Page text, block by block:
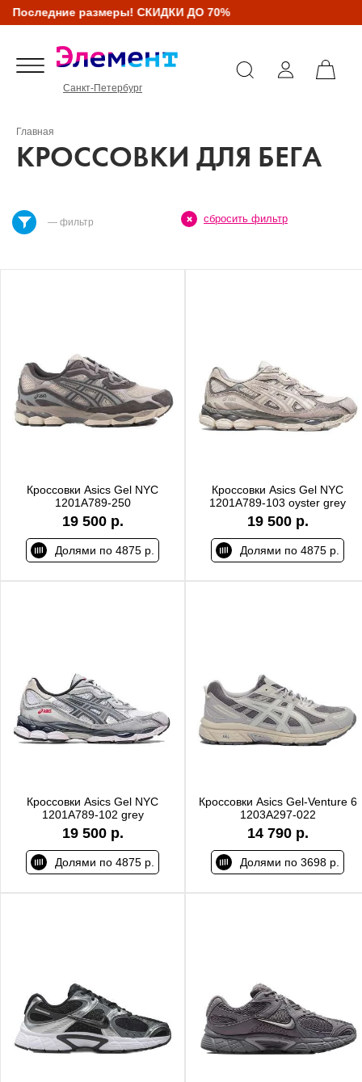
Последние размеры! СКИДКИ ДО 70%
Санкт-Петербург
Главная
КРОССОВКИ ДЛЯ БЕГА
— фильтр сбросить фильтр
Кроссовки Asics Gel NYC
1201A789-250
19 500 р.
Долями по 4875 р.
Кроссовки Asics Gel NYC
1201A789-103 oyster grey
19 500 р.
Долями по 4875 р.
Кроссовки Asics Gel NYC
1201A789-102 grey
19 500 р.
Долями по 4875 р.
Кроссовки Asics Gel-Venture 6
1203A297-022
14 790 р.
Долями по 3698 р.